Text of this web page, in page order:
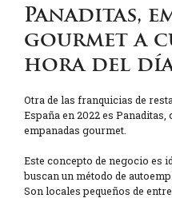
Panaditas,
gourmet a
hora del
Otra de las franquicias de
España en 2022 es Panaditas,
empanadas gourmet.
Este concepto de negocio es
buscan un método de
Son locales pequeños de